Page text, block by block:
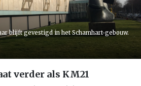
blijft gevestigd in het Schamhart-gebouw.
verder als KM21